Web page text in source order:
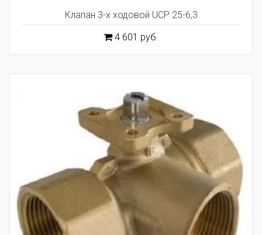
Клапан 3-х ходовой UCP 25-6,3
4 601 руб.